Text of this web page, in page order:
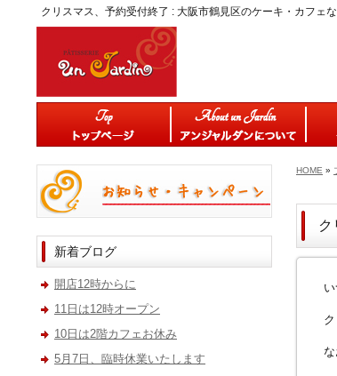
クリスマス、予約受付終了 : 大阪市鶴見区のケーキ・カフェ
HOME »
ク
新着ブログ
開店12時からに
11日は12時オープン
10日は2階カフェお休み
5月7日、臨時休業いたします